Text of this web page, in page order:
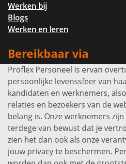
Werken bij
Blogs
Werken en leren
Bereikbaar via
Info@proflexpersoneel.nl
Bel ons:+31 (0)85 0450040
Prins Willem-Alexanderlaan 301
7311 SW Apeldoorn
Disclaimer
Privacyverklaring
Sitemap
Proflex Personeel is ervan
persoonlijke levenssfeer van
kandidaten en werknemers,
relaties en bezoekers van de
belang is. Onze werknemers
terdege van bewust dat je
zien het dan ook als onze
jouw privacy te beschermen.